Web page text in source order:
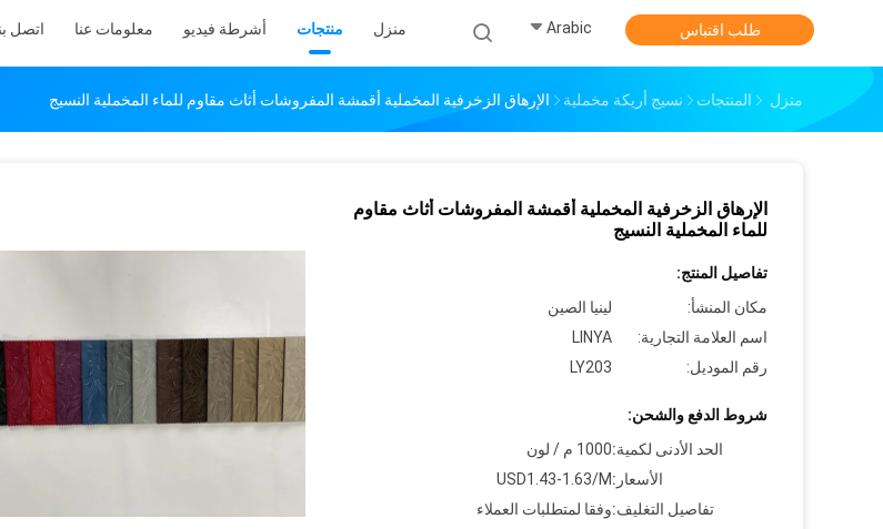
منزل منتجات أشرطة فيديو معلومات عنا اتصل Arabic طلب اقتباس
منزل المنتجات نسيج أريكة مخملية الإرهاق الزخرفية المخملية أقمشة المفروشات أثاث مقاوم للماء المخملية النسيج
الإرهاق الزخرفية المخملية أقمشة المفروشات أثاث مقاوم
للماء المخملية النسيج
تفاصيل المنتج:
مكان المنشأ:
لينيا الصين
اسم العلامة التجارية:
LINYA
رقم الموديل:
LY203
شروط الدفع والشحن:
الحد الأدنى لكمية:1000 م / لون
الأسعار:USD1.43-1.63/M
تفاصيل التغليف:وفقا لمتطلبات العملاء